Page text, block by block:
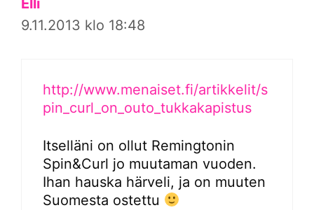
Elli
9.11.2013 klo 18:48
http://www.menaiset.fi/artikkelit/s
pin_curl_on_outo_tukkakapistus
Itselläni on ollut Remingtonin
Spin&Curl jo muutaman vuoden.
Ihan hauska härveli, ja on muuten
Suomesta ostettu